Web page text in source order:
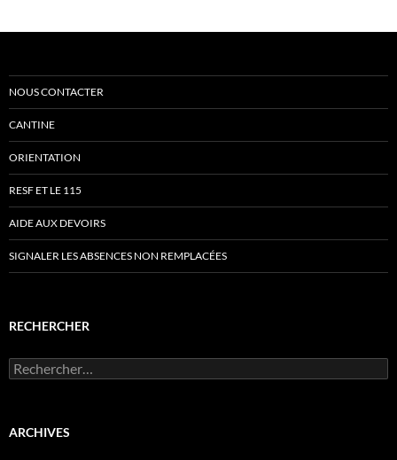
NOUS CONTACTER
CANTINE
ORIENTATION
RESF ET LE 115
AIDE AUX DEVOIRS
SIGNALER LES ABSENCES NON REMPLACÉES
RECHERCHER
Rechercher :
ARCHIVES